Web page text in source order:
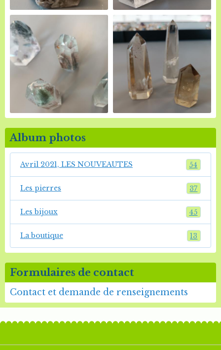
Album photos
Avril 2021, LES NOUVEAUTES 54
Les pierres 37
Les bijoux 45
La boutique 13
Formulaires de contact
Contact et demande de renseignements